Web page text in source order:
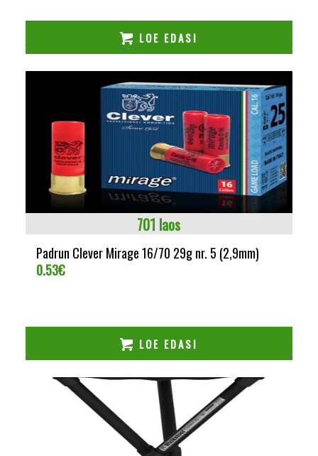
LOE EDASI
701 laos
Padrun Clever Mirage 16/70 29g nr. 5 (2,9mm)
0.53€
LOE EDASI